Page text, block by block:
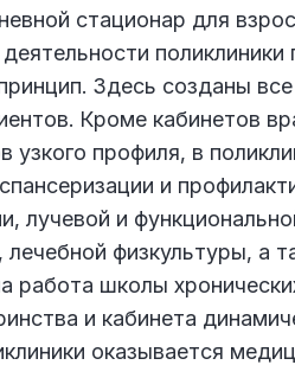
стационар для
деятельности
Здесь созданы
Кроме кабинетов
узкого профиля, в
и
лучевой и
лечебной физкультуры, а
работа школы
и кабинета
оказывается